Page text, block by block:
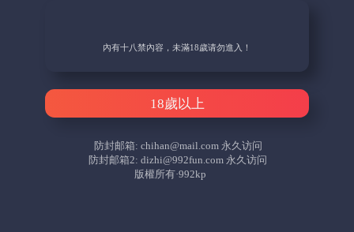
內有十八禁內容，未滿18歲请勿進入！
18歲以上
防封邮箱: chihan@mail.com永久访问
防封邮箱2:dizhi@992fun.com 永久访问
版權所有·992kp